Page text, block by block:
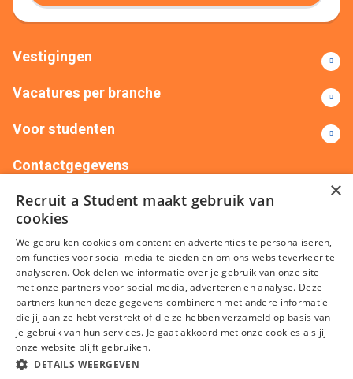
Vestigingen
Vacatures per branche
Voor studenten
Contactgegevens
+31(0)88 522 00 76
info@recruitastudent.nl
Alle vestigingen
Algemene voorwaarden
×
Recruit a Student maakt gebruik van
cookies
We gebruiken cookies om content en advertenties te personaliseren,
om functies voor social media te bieden en om ons websiteverkeer te
analyseren. Ook delen we informatie over je gebruik van onze site
met onze partners voor social media, adverteren en analyse. Deze
partners kunnen deze gegevens combineren met andere informatie
die jij aan ze hebt verstrekt of die ze hebben verzameld op basis van
je gebruik van hun services. Je gaat akkoord met onze cookies als jij
onze website blijft gebruiken.
DETAILS WEERGEVEN